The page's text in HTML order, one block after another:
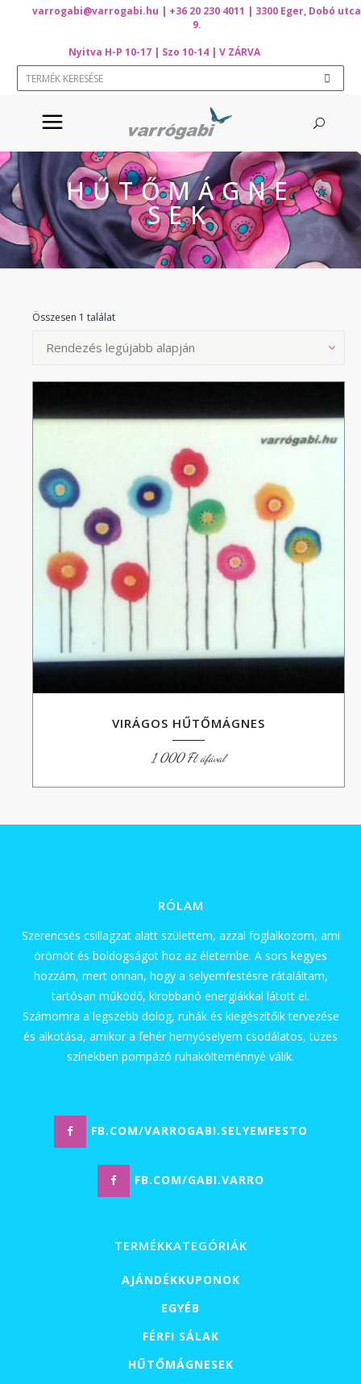
varrogabi@varrogabi.hu | +36 20 230 4011 | 3300 Eger, Dobó utca
9.
Nyitva H-P 10-17 | Szo 10-14 | V ZÁRVA
HŰTŐMÁGNE
SEK
Összesen 1 találat
Rendezés legújabb alapján
VIRÁGOS HŰTŐMÁGNES
1 000Ft áfával
RÓLAM
Szerencsés csillagzat alatt születtem, azzal foglalkozom, ami
örömöt és boldogságot hoz az életembe. A sors kegyes
hozzám, mert onnan, hogy a selyemfestésre rátaláltam,
tartósan működő, kirobbanó energiákkal látott el.
Számomra a legszebb dolog, ruhák és kiegészítőik tervezése
és alkotása, amikor a fehér hernyóselyem csodálatos, tüzes
színekben pompázó ruhakölteménnyé válik.
FB.COM/VARROGABI.SELYEMFESTO
FB.COM/GABI.VARRO
TERMÉKKATEGÓRIÁK
AJÁNDÉKKUPONOK
EGYÉB
FÉRFI SÁLAK
HŰTŐMÁGNESEK